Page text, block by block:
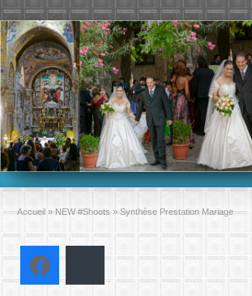
Accueil » NEW #Shoots » Synthèse Prestation Mariage